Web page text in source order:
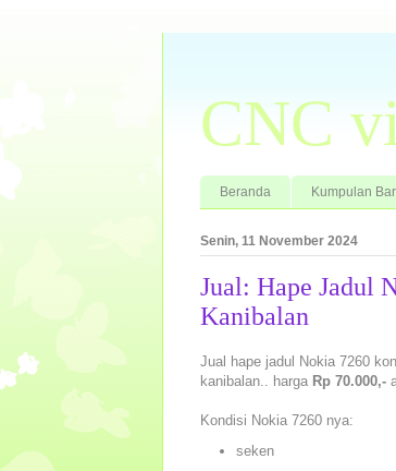
CNC
Beranda Kumpulan
Senin, 11 November 2024
Jual: Hape Jadul
Kanibalan
Jual hape jadul Nokia 7260
kanibalan.. harga Rp 70.000,-
Kondisi Nokia 7260 nya:
seken